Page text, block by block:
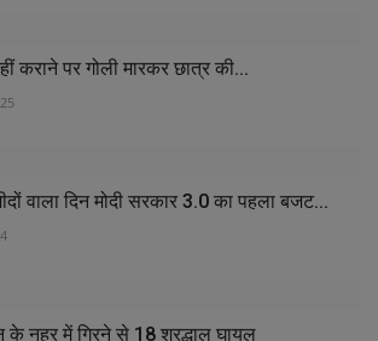
कराने पर गोली मारकर छात्र की...
वाला दिन मोदी सरकार 3.0 का पहला बजट...
के नहर में गिरने से 18 श्रद्धालु घायल